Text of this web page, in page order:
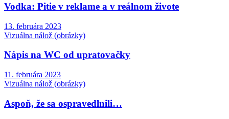
Vodka: Pitie v reklame a v reálnom živote
13. februára 2023
Vizuálna nálož (obrázky)
Nápis na WC od upratovačky
11. februára 2023
Vizuálna nálož (obrázky)
Aspoň, že sa ospravedlnili…